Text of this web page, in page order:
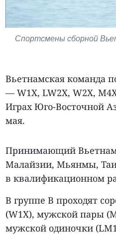
Спортсмены сборной
Вьетнамская команда
— W1X, LW2X, W2X,
Играх Юго-Восточной
мая.
Принимающий
Малайзии, Мьянмы,
в квалификационном
В группе B проходят
(W1X), мужской пары
мужской одиночки